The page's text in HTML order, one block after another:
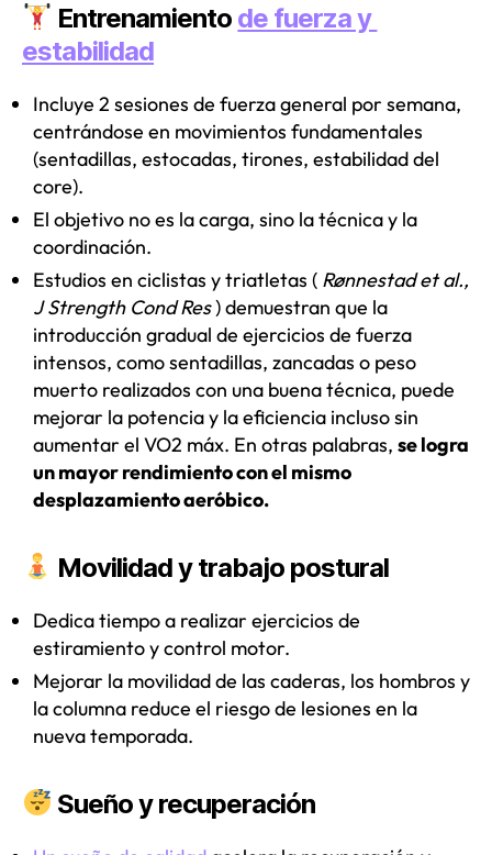
Entrenamiento de fuerza y ​​
estabilidad
Incluye 2 sesiones de fuerza general por semana,
centrándose en movimientos fundamentales
(sentadillas, estocadas, tirones, estabilidad del
core).
El objetivo no es la carga, sino la técnica y la
coordinación.
Estudios en ciclistas y triatletas ( Rønnestad et al.,
J Strength Cond Res) demuestran que la
introducción gradual de ejercicios de fuerza
intensos, como sentadillas, zancadas o peso
muerto realizados con una buena técnica, puede
mejorar la potencia y la eficiencia incluso sin
aumentar el VO2 máx. En otras palabras, se logra
un mayor rendimiento con el mismo
desplazamiento aeróbico.
Movilidad y trabajo postural
Dedica tiempo a realizar ejercicios de
estiramiento y control motor.
Mejorar la movilidad de las caderas, los hombros y
la columna reduce el riesgo de lesiones en la
nueva temporada.
Sueño y recuperación